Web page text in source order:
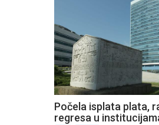
Počela isplata plata,
regresa u